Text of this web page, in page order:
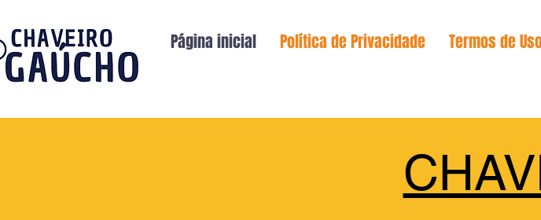
Página inicial Política de Privacidade Termos de